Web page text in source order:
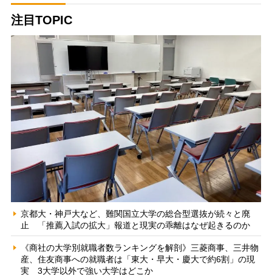
注目TOPIC
京都大・神戸大など、難関国立大学の総合型選抜が続々と廃
止 「推薦入試の拡大」報道と現実の乖離はなぜ起きるのか
《商社の大学別就職者数ランキングを解剖》三菱商事、三井物
産、住友商事への就職者は「東大・早大・慶大で約6割」の現
実 3大学以外で強い大学はどこか